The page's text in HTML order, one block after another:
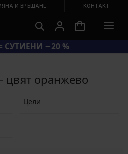
И ВРЪЩАНЕ КОНТАКТ
СУТИЕНИ −20 %
цвят оранжево
Цели